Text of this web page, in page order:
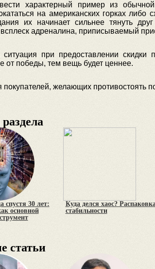
характерный пример из
на американских горках
их начинает сильнее тянуть
адреналина, приписываемый
ситуация при предоставлении
от победы, тем вещь будет ценнее.
покупателей, желающих противостоять
спустя 30 лет:
основной
Куда делся хаос?
стабильности
статьи